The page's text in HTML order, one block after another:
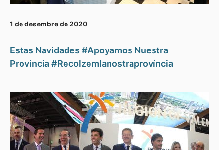
1 de desembre de 2020
Estas Navidades #Apoyamos Nuestra
Provincia #Recolzemlanostraprovíncia